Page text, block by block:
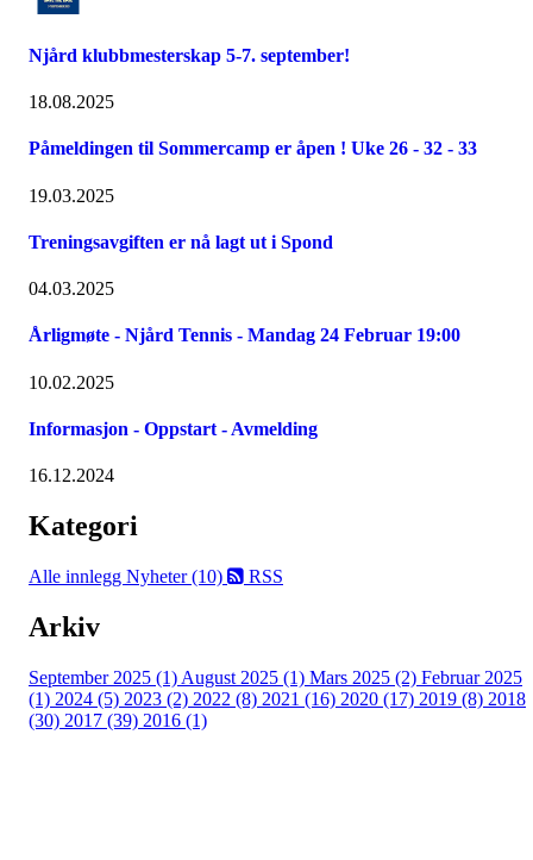
Njård klubbmesterskap 5-7. september!
18.08.2025
Påmeldingen til Sommercamp er åpen ! Uke 26 - 32 - 33
19.03.2025
Treningsavgiften er nå lagt ut i Spond
04.03.2025
Årligmøte - Njård Tennis - Mandag 24 Februar 19:00
10.02.2025
Informasjon - Oppstart - Avmelding
16.12.2024
Kategori
Alle innlegg Nyheter (10) RSS
Arkiv
September 2025 (1) August 2025 (1) Mars 2025 (2) Februar 2025
(1) 2024 (5) 2023 (2) 2022 (8) 2021 (16) 2020 (17) 2019 (8) 2018
(30) 2017 (39) 2016 (1)